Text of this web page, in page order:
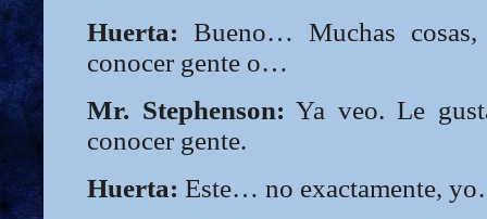
Huerta: Bueno… Muchas
conocer gente o…
Mr. Stephenson: Ya veo. Le
conocer gente.
Huerta: Este… no exactamente,